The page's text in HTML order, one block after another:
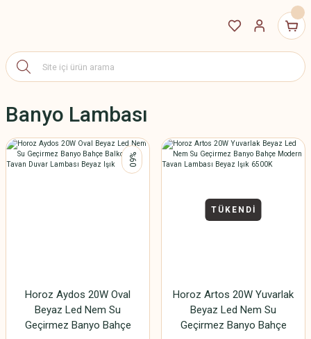
Banyo Lambası
%60
Horoz Aydos 20W Oval
Beyaz Led Nem Su
Geçirmez Banyo Bahçe
TÜKENDİ
Horoz Artos 20W Yuvarlak
Beyaz Led Nem Su
Geçirmez Banyo Bahçe